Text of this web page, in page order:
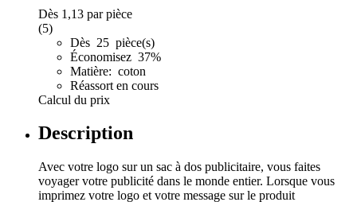
Dès 1,13 par pièce
(5)
Dès 25 pièce(s)
Économisez 37%
Matière: coton
Réassort en cours
Calcul du prix
Description
Avec votre logo sur un sac à dos publicitaire, vous faites
voyager votre publicité dans le monde entier. Lorsque vous
imprimez votre logo et votre message sur le produit